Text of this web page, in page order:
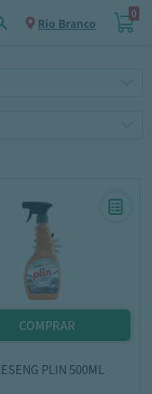
Rio Branco
0
PLIN 500ML